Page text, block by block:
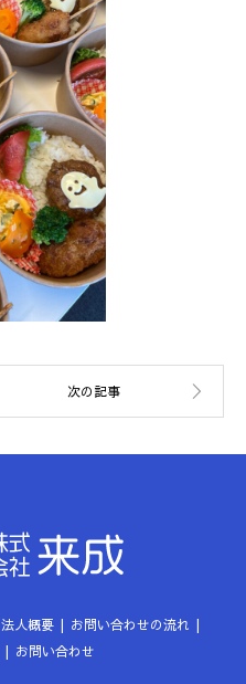
法人概要
お問い合わせの流れ
お問い合わせ